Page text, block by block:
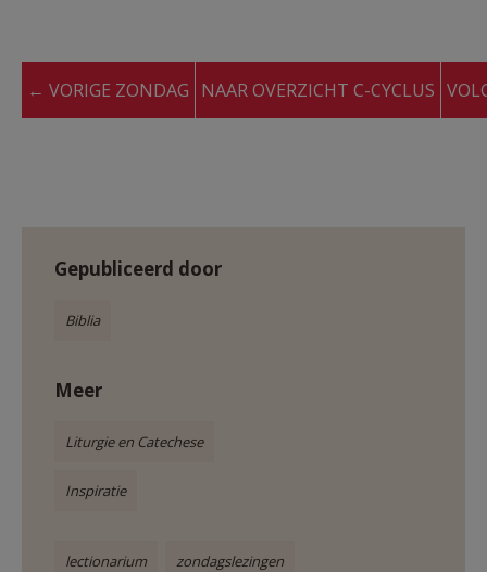
← VORIGE ZONDAG NAAR OVERZICHT C-CYCLUS
Gepubliceerd door
Biblia
Meer
Liturgie en Catechese
Inspiratie
lectionarium zondagslezingen